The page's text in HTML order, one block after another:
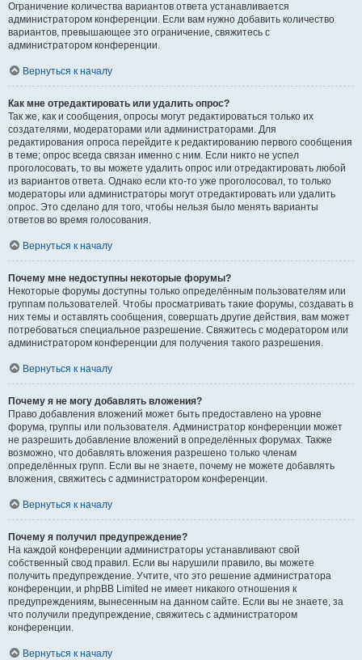
Ограничение количества вариантов ответа устанавливается
администратором конференции. Если вам нужно добавить количество
вариантов, превышающее это ограничение, свяжитесь с
администратором конференции.
Вернуться к началу
Как мне отредактировать или удалить опрос?
Так же, как и сообщения, опросы могут редактироваться только их
создателями, модераторами или администраторами. Для
редактирования опроса перейдите к редактированию первого сообщения
в теме; опрос всегда связан именно с ним. Если никто не успел
проголосовать, то вы можете удалить опрос или отредактировать любой
из вариантов ответа. Однако если кто-то уже проголосовал, то только
модераторы или администраторы могут отредактировать или удалить
опрос. Это сделано для того, чтобы нельзя было менять варианты
ответов во время голосования.
Вернуться к началу
Почему мне недоступны некоторые форумы?
Некоторые форумы доступны только определённым пользователям или
группам пользователей. Чтобы просматривать такие форумы, создавать в
них темы и оставлять сообщения, совершать другие действия, вам может
потребоваться специальное разрешение. Свяжитесь с модератором или
администратором конференции для получения такого разрешения.
Вернуться к началу
Почему я не могу добавлять вложения?
Право добавления вложений может быть предоставлено на уровне
форума, группы или пользователя. Администратор конференции может
не разрешить добавление вложений в определённых форумах. Также
возможно, что добавлять вложения разрешено только членам
определённых групп. Если вы не знаете, почему не можете добавлять
вложения, свяжитесь с администратором конференции.
Вернуться к началу
Почему я получил предупреждение?
На каждой конференции администраторы устанавливают свой
собственный свод правил. Если вы нарушили правило, вы можете
получить предупреждение. Учтите, что это решение администратора
конференции, и phpBB Limited не имеет никакого отношения к
предупреждениям, вынесенным на данном сайте. Если вы не знаете, за
что получили предупреждение, свяжитесь с администратором
конференции.
Вернуться к началу